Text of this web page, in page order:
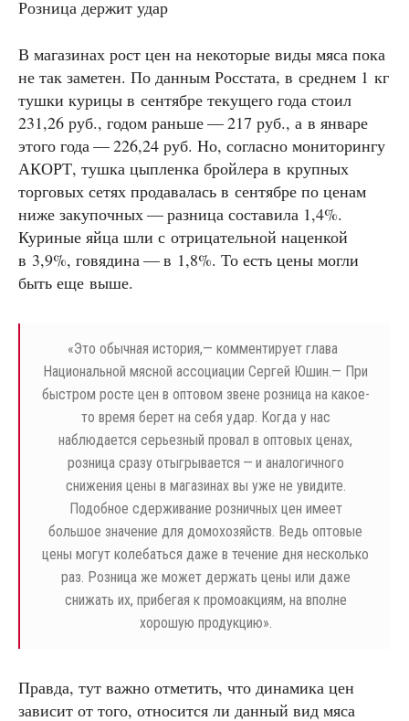
Розница держит удар
В магазинах рост цен на некоторые виды мяса пока
не так заметен. По данным Росстата, в среднем 1 кг
тушки курицы в сентябре текущего года стоил
231,26 руб., годом раньше — 217 руб., а в январе
этого года — 226,24 руб. Но, согласно мониторингу
АКОРТ, тушка цыпленка бройлера в крупных
торговых сетях продавалась в сентябре по ценам
ниже закупочных — разница составила 1,4%.
Куриные яйца шли с отрицательной наценкой
в 3,9%, говядина — в 1,8%. То есть цены могли
быть еще выше.
«Это обычная история,— комментирует глава
Национальной мясной ассоциации Сергей Юшин.— При
быстром росте цен в оптовом звене розница на какое-
то время берет на себя удар. Когда у нас
наблюдается серьезный провал в оптовых ценах,
розница сразу отыгрывается — и аналогичного
снижения цены в магазинах вы уже не увидите.
Подобное сдерживание розничных цен имеет
большое значение для домохозяйств. Ведь оптовые
цены могут колебаться даже в течение дня несколько
раз. Розница же может держать цены или даже
снижать их, прибегая к промоакциям, на вполне
хорошую продукцию».
Правда, тут важно отметить, что динамика цен
зависит от того, относится ли данный вид мяса